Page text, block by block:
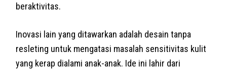
beraktivitas.
Inovasi lain yang ditawarkan adalah desain tanpa
resleting untuk mengatasi masalah sensitivitas kulit
yang kerap dialami anak-anak. Ide ini lahir dari